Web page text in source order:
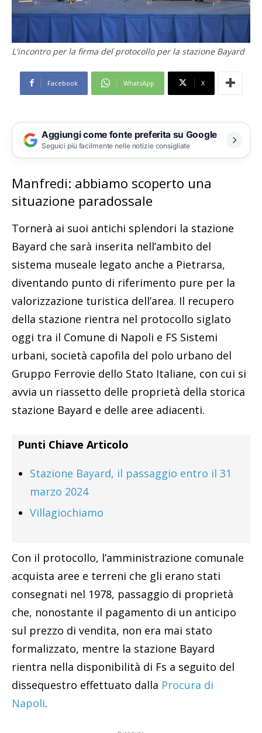
L'incontro per la firma del protocollo per la stazione Bayard
Facebook WhatsApp X
Aggiungi come fonte preferita su Google
Seguici più facilmente nelle notizie consigliate
Manfredi: abbiamo scoperto una
situazione paradossale
Tornerà ai suoi antichi splendori la stazione
Bayard che sarà inserita nell’ambito del
sistema museale legato anche a Pietrarsa,
diventando punto di riferimento pure per la
valorizzazione turistica dell’area. Il recupero
della stazione rientra nel protocollo siglato
oggi tra il Comune di Napoli e FS Sistemi
urbani, società capofila del polo urbano del
Gruppo Ferrovie dello Stato Italiane, con cui si
avvia un riassetto delle proprietà della storica
stazione Bayard e delle aree adiacenti.
Punti Chiave Articolo
Stazione Bayard, il passaggio entro il 31
marzo 2024
Villagiochiamo
Con il protocollo, l’amministrazione comunale
acquista aree e terreni che gli erano stati
consegnati nel 1978, passaggio di proprietà
che, nonostante il pagamento di un anticipo
sul prezzo di vendita, non era mai stato
formalizzato, mentre la stazione Bayard
rientra nella disponibilità di Fs a seguito del
dissequestro effettuato dalla Procura di
Napoli.